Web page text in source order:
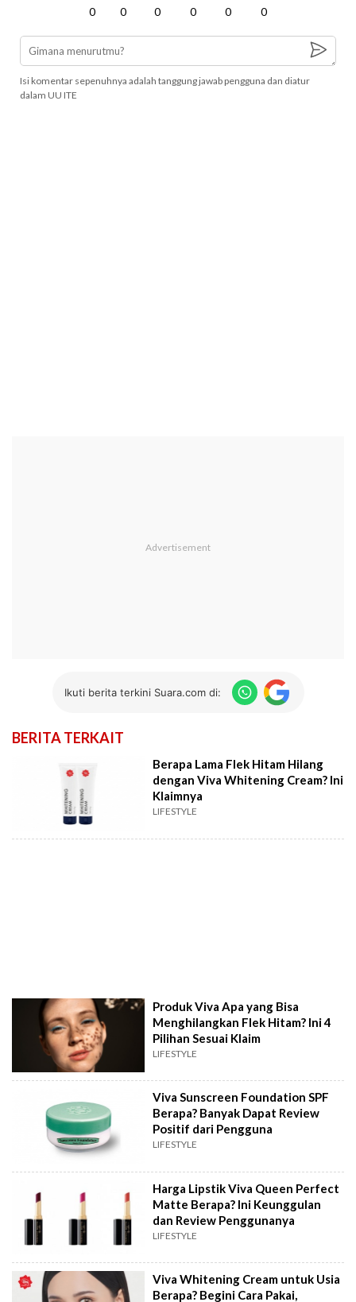
0 0 0 0 0 0
Isi komentar sepenuhnya adalah tanggung jawab pengguna dan diatur
dalam UU ITE
Ikuti berita terkini Suara.com di:
BERITA TERKAIT
Berapa Lama Flek Hitam Hilang
dengan Viva Whitening Cream? Ini
Klaimnya
LIFESTYLE
Produk Viva Apa yang Bisa
Menghilangkan Flek Hitam? Ini 4
Pilihan Sesuai Klaim
LIFESTYLE
Viva Sunscreen Foundation SPF
Berapa? Banyak Dapat Review
Positif dari Pengguna
LIFESTYLE
Harga Lipstik Viva Queen Perfect
Matte Berapa? Ini Keunggulan
dan Review Penggunanya
LIFESTYLE
Viva Whitening Cream untuk Usia
Berapa? Begini Cara Pakai,